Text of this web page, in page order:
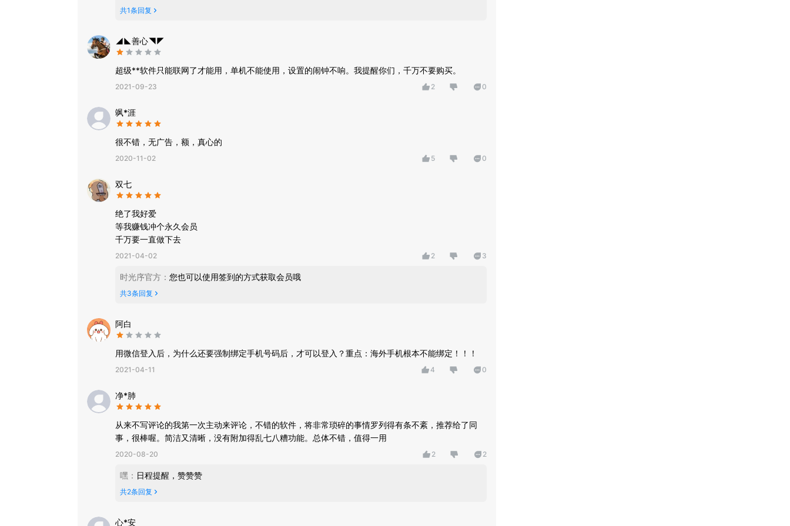
共1条回复
◢◣善心◥◤
超级**软件只能联网了才能用，单机不能使用，设置的闹钟不响。我提醒你们，千万不要购买。
2021-09-23 2 0
飒*涯
很不错，无广告，额，真心的
2020-11-02 5 0
双七
绝了我好爱
等我赚钱冲个永久会员
千万要一直做下去
2021-04-02 2 3
时光序官方 ： 您也可以使用签到的方式获取会员哦
共3条回复
阿白
用微信登入后，为什么还要强制绑定手机号码后，才可以登入？重点：海外手机根本不能绑定！！！
2021-04-11 4 0
净*肺
从来不写评论的我第一次主动来评论，不错的软件，将非常琐碎的事情罗列得有条不紊，推荐给了同
事，很棒喔。简洁又清晰，没有附加得乱七八糟功能。总体不错，值得一用
2020-08-20 2 2
嘿 ： 日程提醒，赞赞赞
共2条回复
心*安